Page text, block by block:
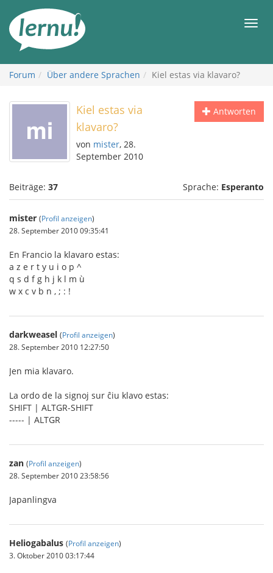
Inhalt
Forum Über andere Sprachen Kiel estas via klavaro?
Antworten
Kiel estas via
klavaro?
von mister, 28.
September 2010
Beiträge: 37 Sprache: Esperanto
mister (Profil anzeigen)
28. September 2010 09:35:41
En Francio la klavaro estas:
a z e r t y u i o p ^
q s d f g h j k l m ù
w x c v b n , ; : !
darkweasel (Profil anzeigen)
28. September 2010 12:27:50
Jen mia klavaro.
La ordo de la signoj sur ĉiu klavo estas:
SHIFT | ALTGR-SHIFT
----- | ALTGR
zan (Profil anzeigen)
28. September 2010 23:58:56
Japanlingva
Heliogabalus (Profil anzeigen)
3. Oktober 2010 03:17:44